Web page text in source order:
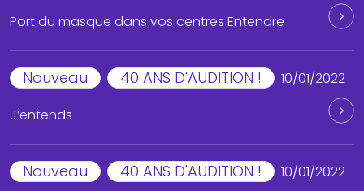
Port du masque dans vos centres Entendre
Nouveau 40 ANS D'AUDITION !
10/01/2022
J’entends
Nouveau 40 ANS D'AUDITION !
10/01/2022